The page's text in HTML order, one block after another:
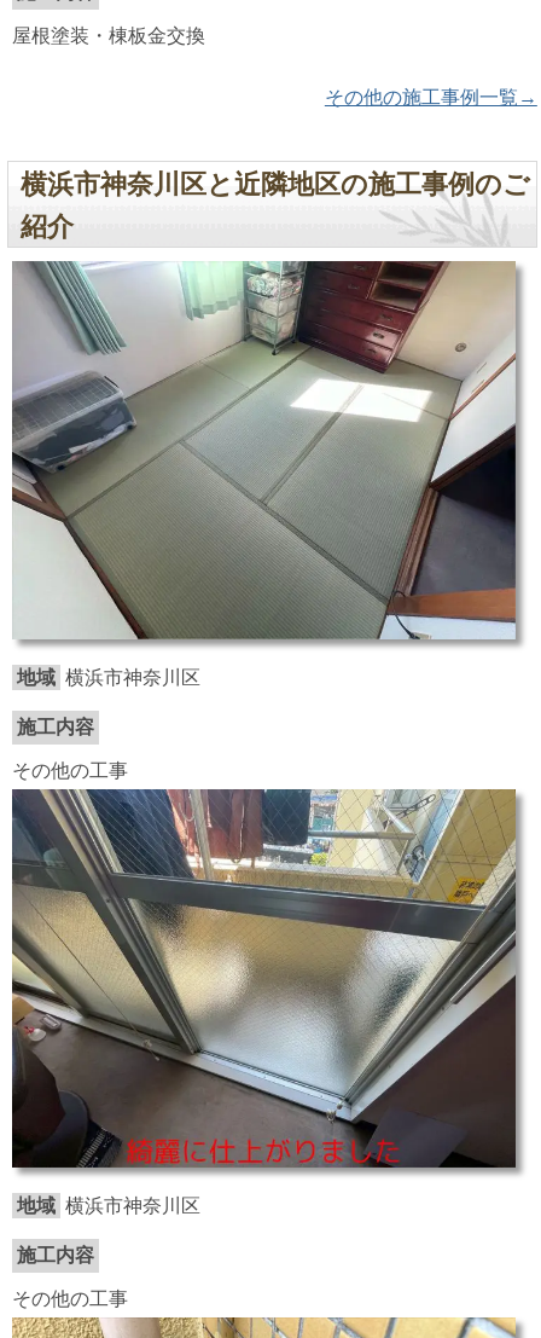
屋根塗装・棟板金交換
その他の施工事例一覧→
横浜市神奈川区と近隣地区の施工事例のご
紹介
地域 横浜市神奈川区
施工内容
その他の工事
地域 横浜市神奈川区
施工内容
その他の工事